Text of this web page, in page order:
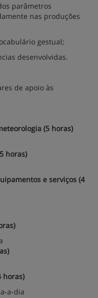
parâmetros
nas produções
gestual;
desenvolvidas.
de apoio às
(5 horas)
horas)
e serviços (4
horas)
a-dia